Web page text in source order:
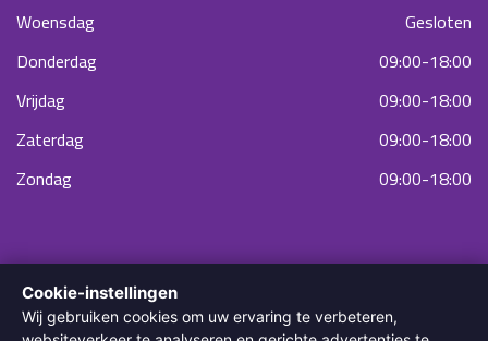
Woensdag
Gesloten
Donderdag
09:00-18:00
Vrijdag
09:00-18:00
Zaterdag
09:00-18:00
Zondag
09:00-18:00
Cookie-instellingen
Wij gebruiken cookies om uw ervaring te verbeteren,